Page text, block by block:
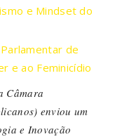
e Mindset do
de
e ao Feminicídio
Câmara
enviou um
e Inovação